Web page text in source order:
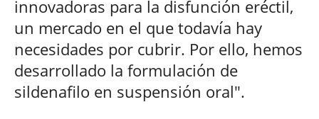
innovadoras para la disfunción eréctil,
un mercado en el que todavía hay
necesidades por cubrir. Por ello, hemos
desarrollado la formulación de
sildenafilo en suspensión oral".